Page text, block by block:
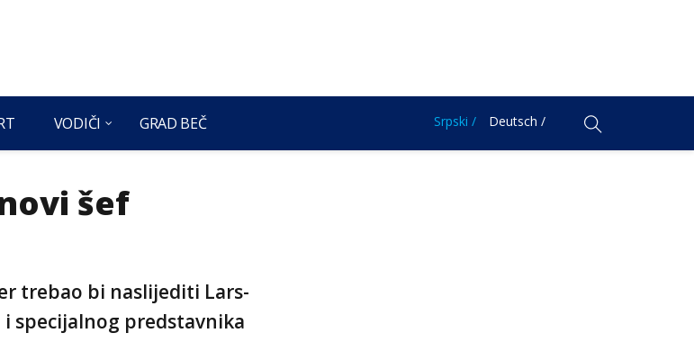
VODIČI GRAD BEČ Srpski / Deutsch /
šef
trebao bi naslijediti Lars-
i specijalnog predstavnika